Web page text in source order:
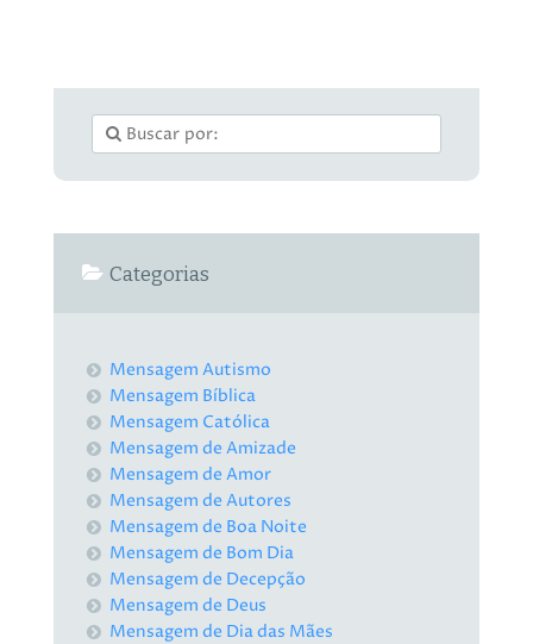
Categorias
Mensagem Autismo
Mensagem Bíblica
Mensagem Católica
Mensagem de Amizade
Mensagem de Amor
Mensagem de Autores
Mensagem de Boa Noite
Mensagem de Bom Dia
Mensagem de Decepção
Mensagem de Deus
Mensagem de Dia das Mães